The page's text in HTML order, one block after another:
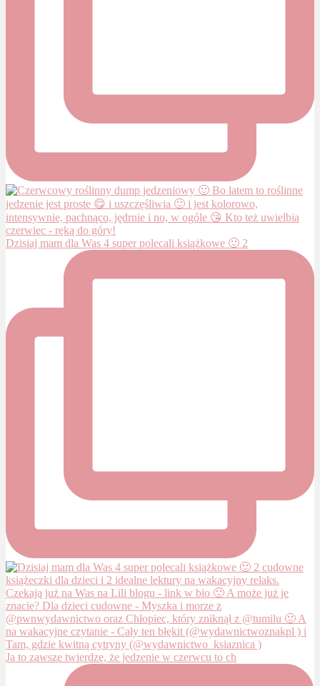
Dzisiaj mam dla Was 4 super polecali książkowe 🙂 2
Ja to zawsze twierdzę, że jedzenie w czerwcu to ch